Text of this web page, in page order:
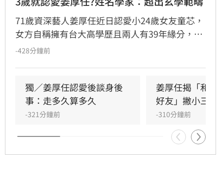
71歲資深藝人姜厚任近日認愛小24歲女友童芯，
女方自稱擁有台大高學歷且兩人有39年緣分，引
發熱議。隨後女方過往背景遭網友起底，包括多
恐有違反姓名條例疑慮，且其自稱三歲即認定對
方為老公的說法邏輯矛盾。吳睿穎直言，這段戀
情的人設背景過於離奇，已完全超出玄學範疇，
引發各界對女方真實動機的廣泛討論，這段戀情
也因此成為近期演藝圈備受矚目的焦點話題。
-428分鐘前
獨／姜厚任認愛後談身後
事：走多久算多久
-321分鐘前
姜厚任揭「和
好友」撇小三傳
-310分鐘前